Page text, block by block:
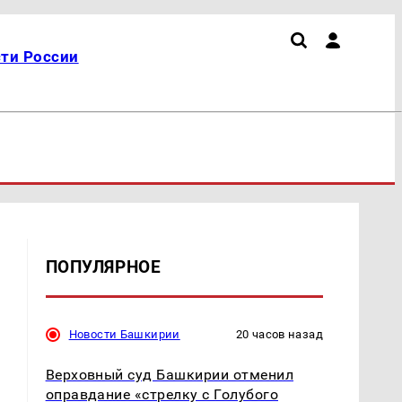
России
ПОПУЛЯРНОЕ
Новости Башкирии 20 часов назад
Верховный суд Башкирии отменил
оправдание «стрелку с Голубого